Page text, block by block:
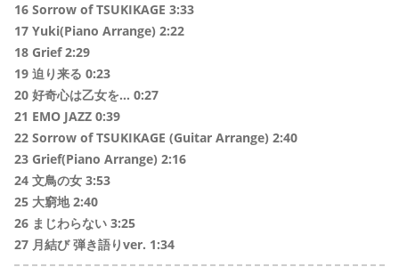
16 Sorrow of TSUKIKAGE 3:33
17 Yuki(Piano Arrange) 2:22
18 Grief 2:29
19 迫り来る 0:23
20 好奇心は乙女を… 0:27
21 EMO JAZZ 0:39
22 Sorrow of TSUKIKAGE (Guitar Arrange) 2:40
23 Grief(Piano Arrange) 2:16
24 文鳥の女 3:53
25 大窮地 2:40
26 まじわらない 3:25
27 月結び 弾き語りver. 1:34